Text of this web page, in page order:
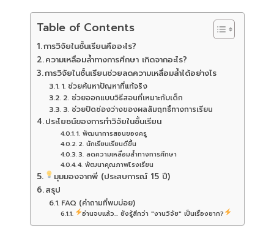
Table of Contents
การวิจัยในชั้นเรียนคืออะไร?
ความเหลื่อมล้ำทางการศึกษา เกิดจากอะไร?
การวิจัยในชั้นเรียนช่วยลดความเหลื่อมล้ำได้อย่างไร
1. ช่วยค้นหาปัญหาที่แท้จริง
2. ช่วยออกแบบวิธีสอนที่เหมาะกับเด็ก
3. ช่วยปิดช่องว่างของผลสัมฤทธิ์ทางการเรียน
ประโยชน์ของการทำวิจัยในชั้นเรียน
1. พัฒนาการสอนของครู
2. นักเรียนเรียนดีขึ้น
3. ลดความเหลื่อมล้ำทางการศึกษา
4. พัฒนาคุณภาพโรงเรียน
มุมมองจากพี่ (ประสบการณ์ 15 ปี)
สรุป
FAQ (คำถามที่พบบ่อย)
อ่านจบแล้ว... ยังรู้สึกว่า "งานวิจัย" เป็นเรื่องยาก?